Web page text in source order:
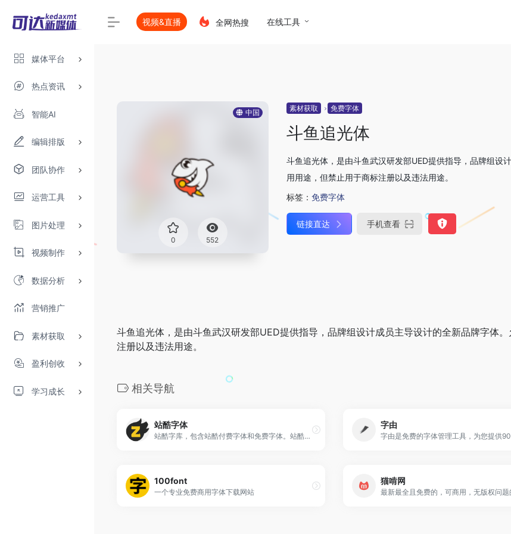
媒体平台
热点资讯
智能AI
编辑排版
团队协作
运营工具
图片处理
视频制作
数据分析
营销推广
素材获取
盈利创收
学习成长
视频&直播 全网热搜 在线工具
中国
0 552
素材获取 免费字体
斗鱼追光体
斗鱼追光体，是由斗鱼武汉研发部UED提供指导，品牌组设
用用途，但禁止用于商标注册以及违法用途。
标签： 免费字体
链接直达 手机查看
斗鱼追光体，是由斗鱼武汉研发部UED提供指导，品牌组设计成员主导设计的全新品牌字体
注册以及违法用途。
相关导航
站酷字体
站酷字库，包含站酷付费字体和免费字体。站酷付费字体，为商业量身定制，精雕细琢的创意字体，一次购买，永久使用。站酷免费字体即站酷公益字体。
字由
100font
一个专业免费商用字体下载网站
猫啃网